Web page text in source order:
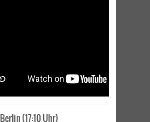
(17:10 Uhr)